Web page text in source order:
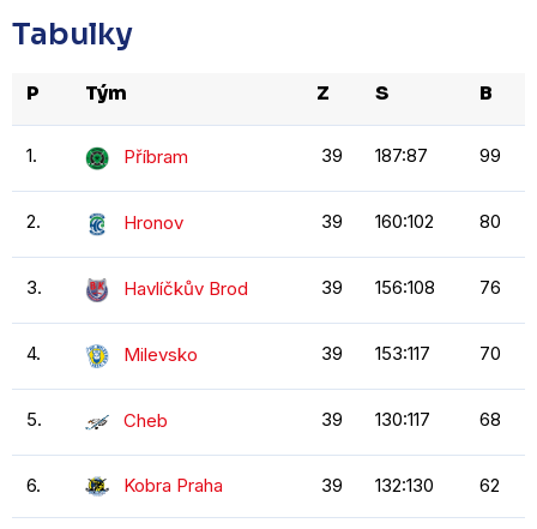
Tabulky
P Tým Z S B
1. Příbram 39 187:87 99
2. Hronov 39 160:102 80
3. Havlíčkův Brod 39 156:108 76
4. Milevsko 39 153:117 70
5. Cheb 39 130:117 68
6. Kobra Praha 39 132:130 62